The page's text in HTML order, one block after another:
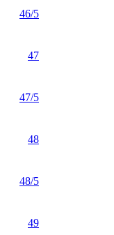
46/5
47
47/5
48
48/5
49